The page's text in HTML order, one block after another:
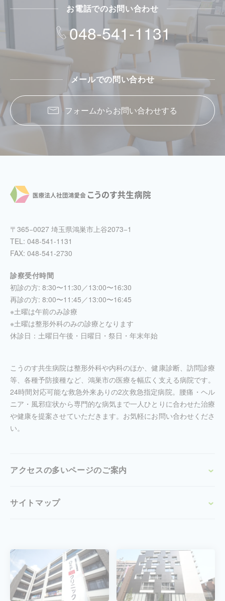
お電話でのお問い合わせ
048-541-1131
メールでの問い合わせ
フォームからお問い合わせする
〒365−0027 埼玉県鴻巣市上谷2073−1
TEL: 048-541-1131
FAX: 048-541-2730
診察受付時間
初診の方: 8:30〜11:30／13:00〜16:30
再診の方: 8:00〜11:45／13:00〜16:45
※土曜は午前のみ診療
※土曜は整形外科のみの診療となります
休診日：土曜日午後・日曜日・祭日・年末年始
こうのす共生病院は整形外科や内科のほか、健康診断、訪問診療
等、各種予防接種など、鴻巣市の医療を幅広く支える病院です。
24時間対応可能な救急外来ありの2次救急指定病院。腰痛・ヘル
ニア・風邪症状から専門的な病気まで一人ひとりに合わせた治療
や健康を提案させていただきます。お気軽にお問い合わせくださ
い。
アクセスの多いページのご案内
サイトマップ